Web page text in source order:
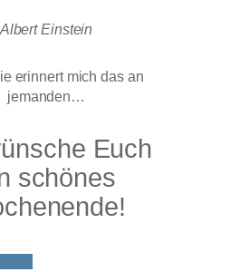
Albert Einstein
erinnert mich das an
jemanden…
Euch
schönes